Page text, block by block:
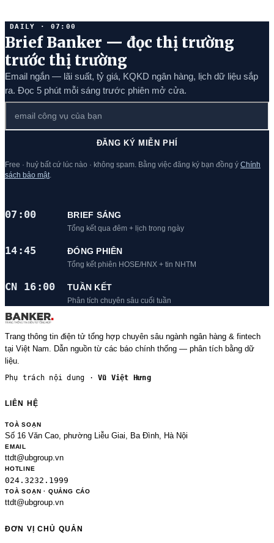
DAILY · 07:00
Brief Banker — đọc thị trường
trước thị trường
Email ngắn — lãi suất, tỷ giá, KQKD ngân hàng, lịch dữ liệu sắp
ra. Đọc 5 phút mỗi sáng trước phiên mở cửa.
ĐĂNG KÝ MIỄN PHÍ
Free · huỷ bất cứ lúc nào · không spam. Bằng việc đăng ký bạn đồng ý Chính
sách bảo mật
07:00 BRIEF SÁNG
Tổng kết qua đêm + lịch trong ngày
14:45 ĐÓNG PHIÊN
Tổng kết phiên HOSE/HNX + tin NHTM
CN 16:00 TUẦN KẾT
Phân tích chuyên sâu cuối tuần
Trang thông tin điện tử tổng hợp chuyên sâu ngành ngân hàng & fintech
tại Việt Nam. Dẫn nguồn từ các báo chính thống — phân tích bằng dữ
liệu.
Phụ trách nội dung ·Vũ Việt Hưng
LIÊN HỆ
TOÀ SOẠN
Số 16 Văn Cao, phường Liễu Giai, Ba Đình, Hà Nội
EMAIL
ttdt@ubgroup.vn
HOTLINE
024.3232.1999
TOÀ SOẠN · QUẢNG CÁO
ttdt@ubgroup.vn
ĐƠN VỊ CHỦ QUẢN